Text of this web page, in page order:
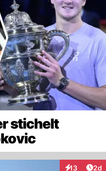
stichelt
13 2d